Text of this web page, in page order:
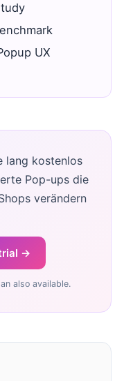
UX
lang kostenlos
Pop-ups die
verändern
→
also available.